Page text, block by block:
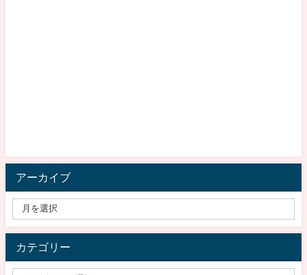
アーカイブ
カテゴリー